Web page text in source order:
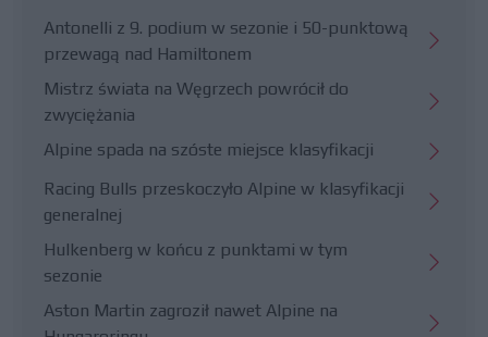
Antonelli z 9. podium w sezonie i 50-punktową
przewagą nad Hamiltonem
Mistrz świata na Węgrzech powrócił do
zwyciężania
Alpine spada na szóste miejsce klasyfikacji
Racing Bulls przeskoczyło Alpine w klasyfikacji
generalnej
Hulkenberg w końcu z punktami w tym
sezonie
Aston Martin zagroził nawet Alpine na